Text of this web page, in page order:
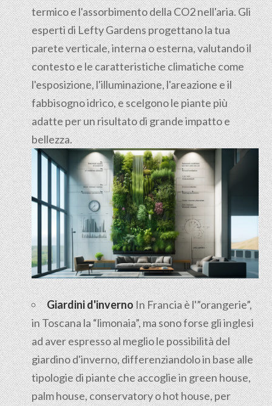
termico e l'assorbimento della CO2 nell'aria. Gli
esperti di Lefty Gardens progettano la tua
parete verticale, interna o esterna, valutando il
contesto e le caratteristiche climatiche come
l'esposizione, l'illuminazione, l'areazione e il
fabbisogno idrico, e scelgono le piante più
adatte per un risultato di grande impatto e
bellezza.
Giardini d'invernoIn Francia è l'”orangerie”,
in Toscana la “limonaia”, ma sono forse gli inglesi
ad aver espresso al meglio le possibilità del
giardino d'inverno, differenziandolo in base alle
tipologie di piante che accoglie in green house,
palm house, conservatory o hot house, per